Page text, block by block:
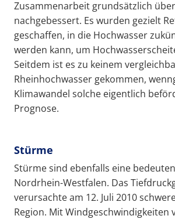
Zusammenarbeit grundsätzlich
nachgebessert. Es wurden gezielt
geschaffen, in die Hochwasser
werden kann, um
Seitdem ist es zu keinem
Rheinhochwasser gekommen,
Klimawandel solche eigentlich
Prognose.
Stürme
Stürme sind ebenfalls eine
Nordrhein-Westfalen. Das
verursachte am 12. Juli 2010
Region. Mit Windgeschwindigkeiten